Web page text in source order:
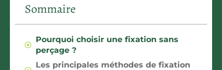
Sommaire
Pourquoi choisir une fixation sans
perçage ?
Les principales méthodes de fixation